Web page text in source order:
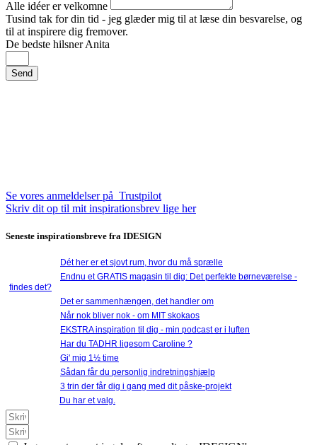
Alle idéer er velkomne
Tusind tak for din tid - jeg glæder mig til at læse din besvarelse, og
til at inspirere dig fremover.
De bedste hilsner Anita
Send
Se vores anmeldelser på Trustpilot
Skriv dit op til mit inspirationsbrev lige her
Seneste inspirationsbreve fra IDESIGN
Dét her er et sjovt rum, hvor du må sprælle
Endnu et GRATIS magasin til dig: Det perfekte børneværelse -
findes det?
Det er sammenhængen, det handler om
Når nok bliver nok - om MIT skokaos
EKSTRA inspiration til dig - min podcast er i luften
Har du TADHR ligesom Caroline ?
Gi' mig 1½ time
Sådan får du personlig indretningshjælp
3 trin der får dig i gang med dit påske-projekt
Du har et valg.